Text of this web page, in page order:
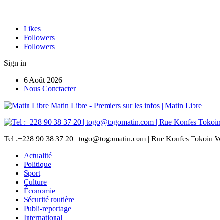
Likes
Followers
Followers
Sign in
6 Août 2026
Nous Conctacter
Matin Libre - Premiers sur les infos | Matin Libre
Tel :+228 90 38 37 20 | togo@togomatin.com | Rue Konfes Tokoin
Actualité
Politique
Sport
Culture
Économie
Sécurité routière
Publi-reportage
International